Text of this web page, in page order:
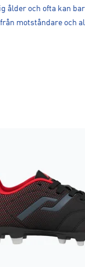
och ofta kan
motståndare och